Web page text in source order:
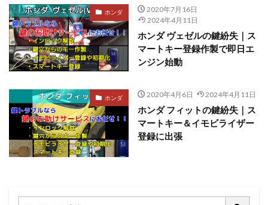
ホンダ
2020年7月16日
2024年4月11日
ホンダ ヴェゼルの鍵紛失｜ス
マートキー登録作製で即日エ
ンジン始動
ホンダ 2020年4月6日 2024年4月11日
ホンダ フィットの鍵紛失｜ス
マートキー＆イモビライザー
登録に出張